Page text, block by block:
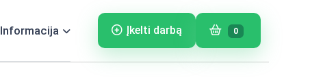
Informacija Įkelti darbą 0